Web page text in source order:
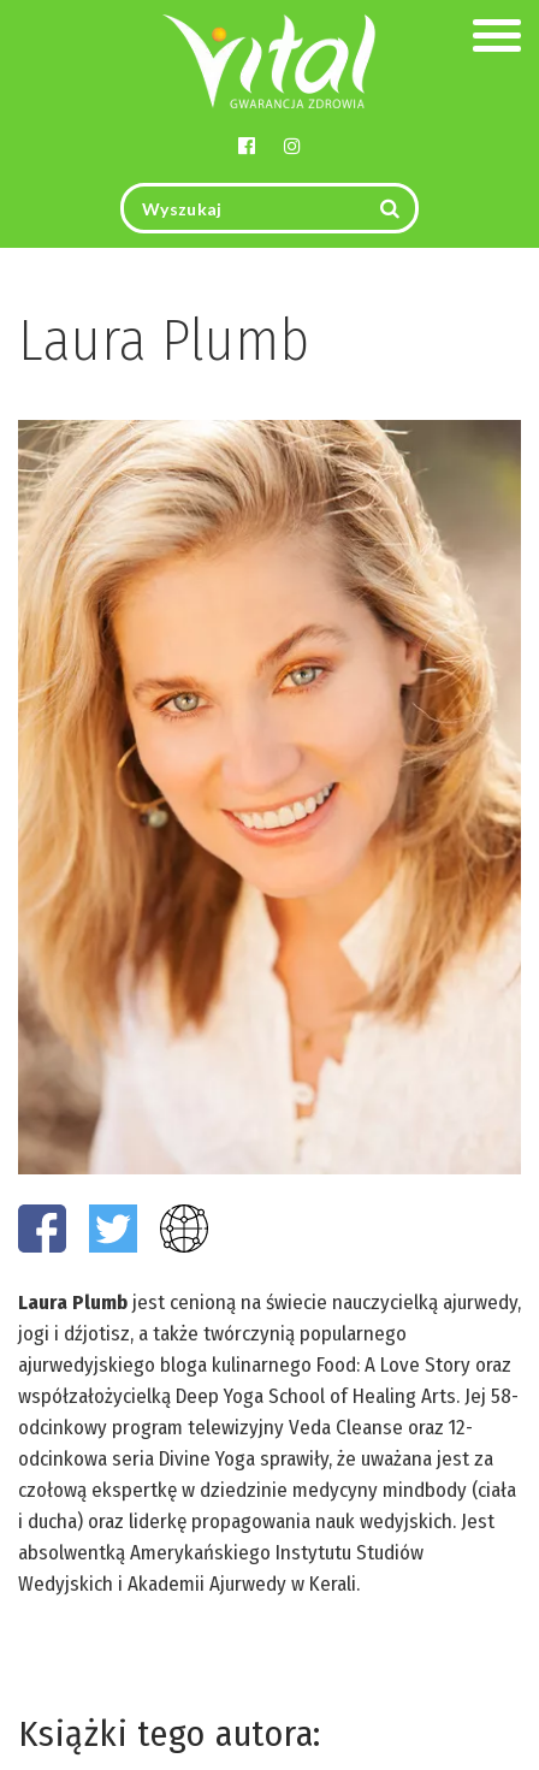
Laura Plumb
Laura Plumb jest cenioną na świecie nauczycielką ajurwedy,
jogi i dźjotisz, a także twórczynią popularnego
ajurwedyjskiego bloga kulinarnego Food: A Love Story oraz
współzałożycielką Deep Yoga School of Healing Arts. Jej 58-
odcinkowy program telewizyjny Veda Cleanse oraz 12-
odcinkowa seria Divine Yoga sprawiły, że uważana jest za
czołową ekspertkę w dziedzinie medycyny mindbody (ciała
i ducha) oraz liderkę propagowania nauk wedyjskich. Jest
absolwentką Amerykańskiego Instytutu Studiów
Wedyjskich i Akademii Ajurwedy w Kerali.
Książki tego autora: